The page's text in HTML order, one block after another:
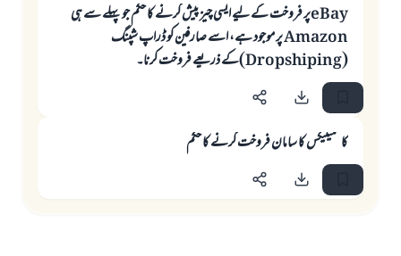
eBayپر فروخت کے لیے ایسی چیز پیش کرنے کا حکم جو پہلے سے ہی
Amazon پر موجود ہے، اسے صارفین کو ڈراپ شپنگ
(Dropshiping)کے ذریعے فروخت کرنا۔
کاسمیٹیکس کا سامان فروخت کرنے کا حکم